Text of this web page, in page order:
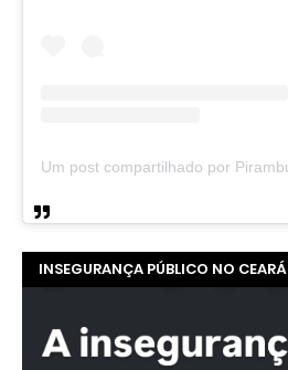
INSEGURANÇA PÚBLICO NO CEARÁ